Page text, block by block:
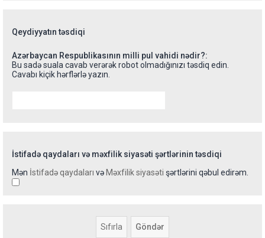
Qeydiyyatın təsdiqi
Azərbaycan Respublikasının milli pul vahidi nədir?:
Bu sadə suala cavab verərək robot olmadığınızı təsdiq edin.
Cavabı kiçik hərflərlə yazın.
İstifadə qaydaları və məxfilik siyasəti şərtlərinin təsdiqi
Mən İstifadə qaydaları vəMəxfilik siyasəti şərtlərini qəbul edirəm.